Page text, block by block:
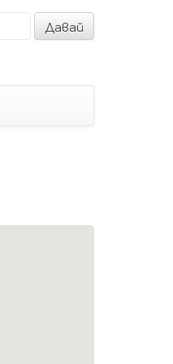
Давай